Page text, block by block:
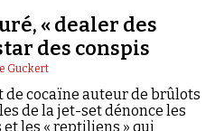
à Vera
« dealer des
des conspis
Guckert
cocaïne auteur de brûlots
de la jet-set dénonce les
les « reptiliens » qui